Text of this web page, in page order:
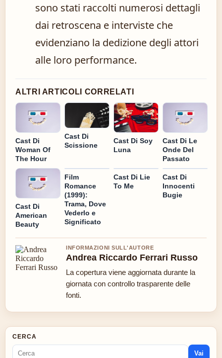
sono stati raccolti numerosi dettagli
dai retroscena e interviste che
evidenziano la dedizione degli attori
alle loro performance.
ALTRI ARTICOLI CORRELATI
Cast Di
Woman Of
The Hour
Cast Di
Scissione
Cast Di Soy
Luna
Cast Di Le
Onde Del
Passato
Cast Di
American
Beauty
Film
Romance
(1999):
Trama, Dove
Vederlo e
Significato
Cast Di Lie
To Me
Cast Di
Innocenti
Bugie
INFORMAZIONI SULL'AUTORE
Andrea Riccardo Ferrari Russo
La copertura viene aggiornata durante la
giornata con controllo trasparente delle
fonti.
CERCA
Vai